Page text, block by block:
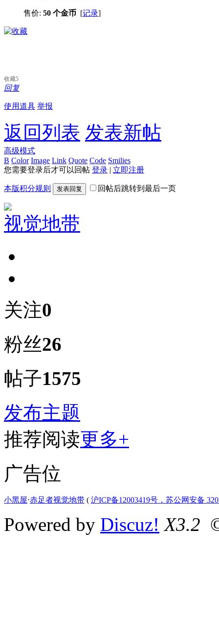
售价: 50 个金币 [记录]
收藏5
回复
使用道具 举报
返回列表 发表新帖
高级模式
B Color Image Link Quote Code Smilies
您需要登录后才可以回帖 登录 | 立即注册
本版积分规则 发表回复 回帖后跳转到最后一页
视觉地带
关注0
粉丝26
帖子1575
发布主题
推荐阅读更多+
广告位
小黑屋⋅赤足者视觉地带 ( 沪ICP备12003419号，苏公网安备
Powered by Discuz! X3.2